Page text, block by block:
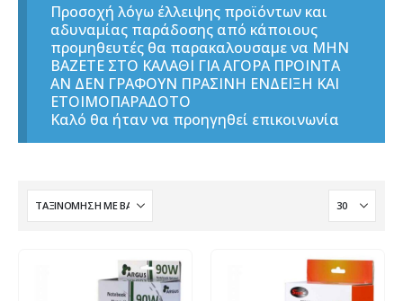
Προσοχή λόγω έλλειψης προϊόντων και
αδυναμίας παράδοσης από κάποιους
προμηθευτές θα παρακαλουσαμε να ΜΗΝ
ΒΑΖΕΤΕ ΣΤΟ ΚΑΛΑΘΙ ΓΙΑ ΑΓΟΡΑ ΠΡΟΙΝΤΑ
ΑΝ ΔΕΝ ΓΡΑΦΟΥΝ ΠΡΑΣΙΝΗ ΕΝΔΕΙΞΗ ΚΑΙ
ΕΤΟΙΜΟΠΑΡΑΔΟΤΟ
Καλό θα ήταν να προηγηθεί επικοινωνία